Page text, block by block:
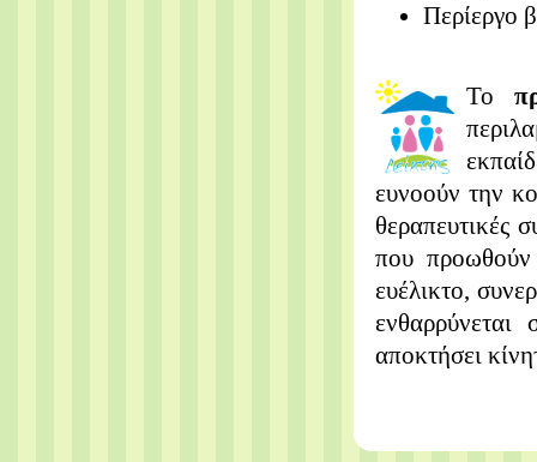
Περίεργο
Το
ευνοούν την
θεραπευτικές
που προωθούν
ευέλικτο,
αποκτήσει